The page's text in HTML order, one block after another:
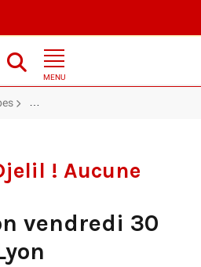
MENU
Manifestation vendredi 30 juin à
! Aucune
vendredi 30